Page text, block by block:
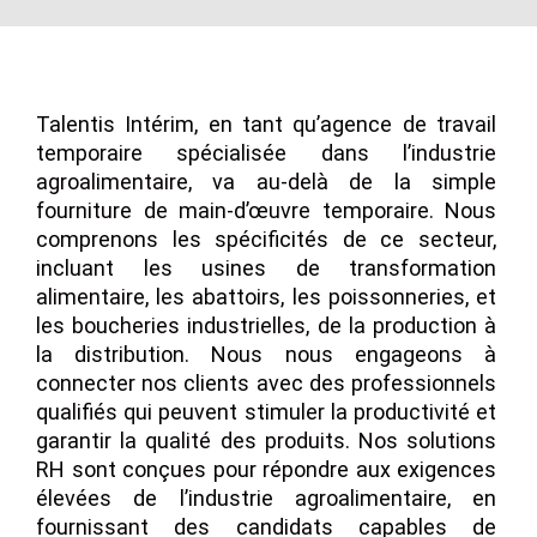
Talentis Intérim, en tant qu’agence de travail
temporaire spécialisée dans l’industrie
agroalimentaire, va au-delà de la simple
fourniture de main-d’œuvre temporaire. Nous
comprenons les spécificités de ce secteur,
incluant les usines de transformation
alimentaire, les abattoirs, les poissonneries, et
les boucheries industrielles, de la production à
la distribution. Nous nous engageons à
connecter nos clients avec des professionnels
qualifiés qui peuvent stimuler la productivité et
garantir la qualité des produits. Nos solutions
RH sont conçues pour répondre aux exigences
élevées de l’industrie agroalimentaire, en
fournissant des candidats capables de